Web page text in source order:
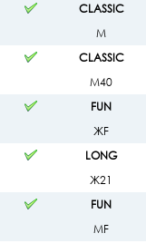
CLASSIC
М
CLASSIC
М40
FUN
ЖF
LONG
Ж21
FUN
МF